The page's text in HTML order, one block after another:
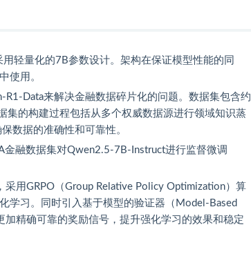
轻量化的7B参数设计。架构在保证模型性能的同
使用。
R1-Data来解决金融数据碎片化的问题。数据集包含约
的构建过程包括从多个权威数据源进行领域知识蒸
数据的准确性和可靠性。
金融数据集对Qwen2.5-7B-Instruct进行监督微调
采用GRPO（Group Relative Policy Optimization）算
学习。同时引入基于模型的验证器（Model-Based
精确可靠的奖励信号，提升强化学习的效果和稳定